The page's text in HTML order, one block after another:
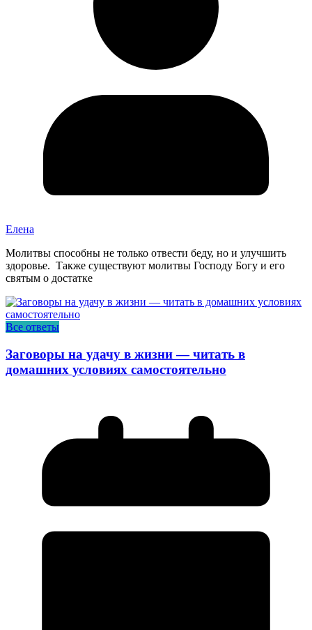
Елена
Молитвы способны не только отвести беду, но и улучшить
здоровье. Также существуют молитвы Господу Богу и его
святым о достатке
Все ответы
Заговоры на удачу в жизни — читать в
домашних условиях самостоятельно